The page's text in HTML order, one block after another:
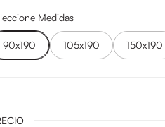
Medidas
90x190 105x190 150x190